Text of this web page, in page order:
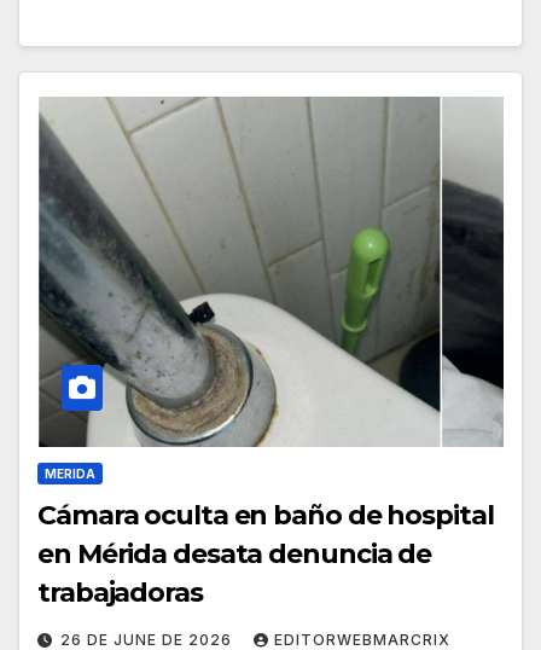
MERIDA
Cámara oculta en baño de hospital
en Mérida desata denuncia de
trabajadoras
26 DE JUNE DE 2026 EDITORWEBMARCRIX